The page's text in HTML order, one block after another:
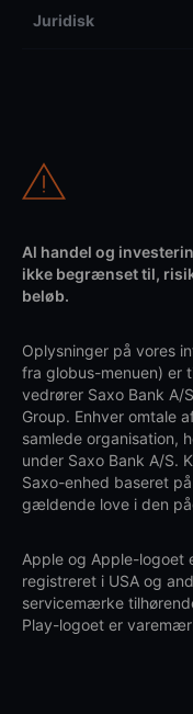
Juridisk
Al handel og
ikke begrænset til,
beløb.
Oplysninger på vores
fra globus-menuen) er
vedrører Saxo Bank A/
Group. Enhver omtale
samlede organisation,
under Saxo Bank A/S.
Saxo-enhed baseret
gældende love i den
Apple og Apple-logoet
registreret i USA og
servicemærke
Play-logoet er